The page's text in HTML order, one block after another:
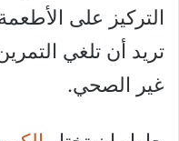
التركيز على
تريد أن تلغي
غير الصحي.